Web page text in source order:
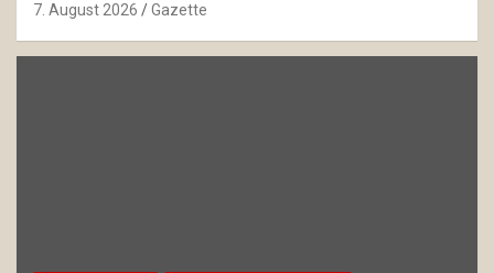
7. August 2026 Gazette